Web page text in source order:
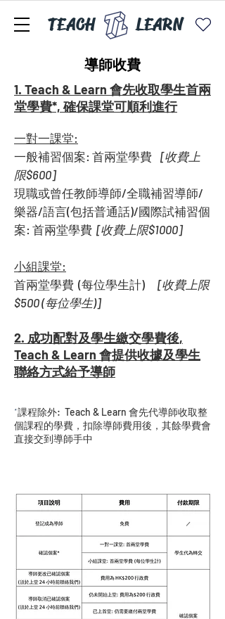
TEACH LEARN
導師收費
1. Teach & Learn 會先收取學生首兩
堂學費*, 確保課堂可順利進行
一對一課堂:
一般補習個案: 首兩堂學費
[收費上
限$600]
現職或曾任教師導師/全職補習導師/
樂器/語言(包括普通話)/國際試補習個
案: 首兩堂學費 [收費上限$1000]
小組課堂:
首兩堂學費 (每位學生計) ​ [收費上限
$500 (每位學生)]
2. 成功配對及學生繳交學費後,
Teach & Learn 會提供收據及學生
聯絡方式給予導師
*課程除外: Teach & Learn 會先代導師收取整
個課程的學費，扣除導師費用後，其餘學費會
直接交到導師手中